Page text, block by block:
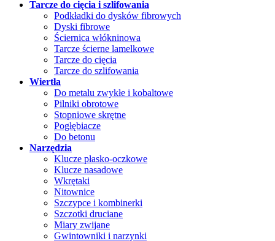
Tarcze do cięcia i szlifowania
Podkładki do dysków fibrowych
Dyski fibrowe
Ściernica włókninowa
Tarcze ścierne lamelkowe
Tarcze do cięcia
Tarcze do szlifowania
Wiertła
Do metalu zwykłe i kobaltowe
Pilniki obrotowe
Stopniowe skrętne
Pogłębiacze
Do betonu
Narzędzia
Klucze płasko-oczkowe
Klucze nasadowe
Wkrętaki
Nitownice
Szczypce i kombinerki
Szczotki druciane
Miary zwijane
Gwintowniki i narzynki